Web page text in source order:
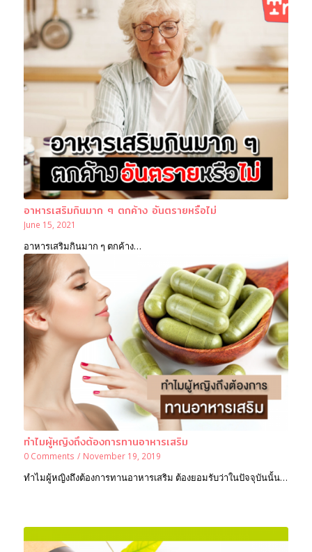
อาหารเสริมกินมาก ๆ ตกค้าง อันตรายหรือไม่
June 15, 2021
อาหารเสริมกินมาก ๆ ตกค้าง…
ทำไมผู้หญิงถึงต้องการทานอาหารเสริม
0 Comments / November 19, 2019
ทำไมผู้หญิงถึงต้องการทานอาหารเสริม ต้องยอมรับว่าในปัจจุบันนั้น…